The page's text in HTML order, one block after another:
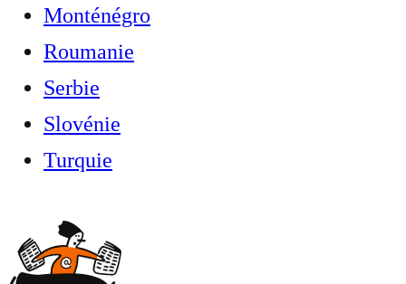
Monténégro
Roumanie
Serbie
Slovénie
Turquie